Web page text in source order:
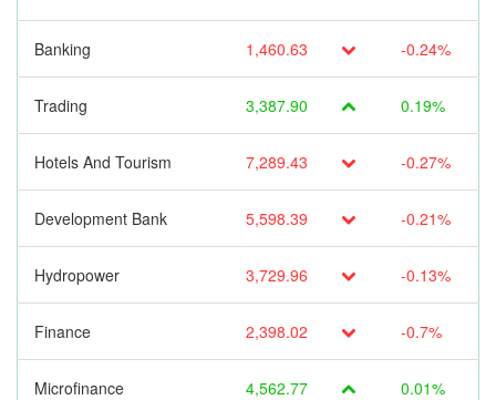
Banking 1,460.63 -0.24%
Trading 3,387.90 0.19%
Hotels And Tourism 7,289.43 -0.27%
Development Bank 5,598.39 -0.21%
Hydropower 3,729.96 -0.13%
Finance 2,398.02 -0.7%
Microfinance 4,562.77 0.01%